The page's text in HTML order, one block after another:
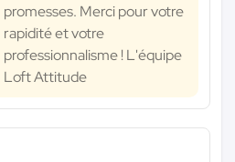
promesses. Merci pour votre
rapidité et votre
professionnalisme ! L'équipe
Loft Attitude